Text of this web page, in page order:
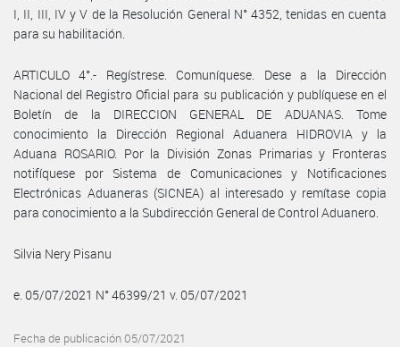
I, II, III, IV y V de la Resolución General N° 4352, tenidas en cuenta
para su habilitación.
ARTICULO 4°.- Regístrese. Comuníquese. Dese a la Dirección
Nacional del Registro Oficial para su publicación y publíquese en el
Boletín de la DIRECCION GENERAL DE ADUANAS. Tome
conocimiento la Dirección Regional Aduanera HIDROVIA y la
Aduana ROSARIO. Por la División Zonas Primarias y Fronteras
notifíquese por Sistema de Comunicaciones y Notificaciones
Electrónicas Aduaneras (SICNEA) al interesado y remítase copia
para conocimiento a la Subdirección General de Control Aduanero.
Silvia Nery Pisanu
e. 05/07/2021 N° 46399/21 v. 05/07/2021
Fecha de publicación 05/07/2021